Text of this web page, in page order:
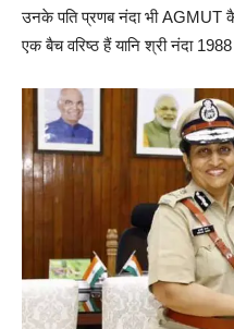
उनके पति प्रणब नंदा भी AGMUT
एक बैच वरिष्ठ हैं यानि श्री नंदा